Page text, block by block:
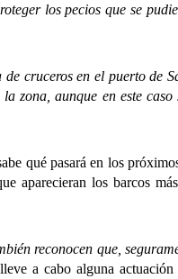
los pecios que se
cruceros en el puerto de
zona, aunque en este caso
qué pasará en los
aparecieran los barcos
reconocen que,
a cabo alguna